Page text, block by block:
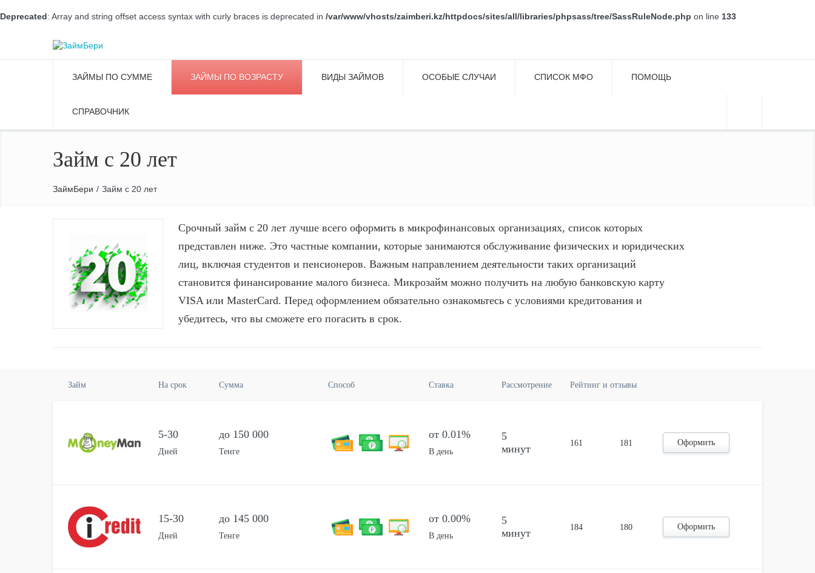
Deprecated: Array and string offset access syntax with curly braces is deprecated in /var/www/vhosts/zaimberi.kz/httpdocs/sites/all/libraries/phpsass/tree/SassRuleNode.php on line 133
ЗАЙМЫ ПО СУММЕ ЗАЙМЫ ПО ВОЗРАСТУ ВИДЫ ЗАЙМОВ ОСОБЫЕ СЛУЧАИ СПИСОК МФО ПОМОЩЬ
СПРАВОЧНИК
Займ с 20 лет
ЗаймБери / Займ с 20 лет
Срочный займ с 20 лет лучше всего оформить в микрофинансовых организациях, список которых
представлен ниже. Это частные компании, которые занимаются обслуживание физических и юридических
лиц, включая студентов и пенсионеров. Важным направлением деятельности таких организаций
становится финансирование малого бизнеса. Микрозайм можно получить на любую банковскую карту
VISA или MasterCard. Перед оформлением обязательно ознакомьтесь с условиями кредитования и
убедитесь, что вы сможете его погасить в срок.
Займ На срок Сумма Способ Ставка Рассмотрение Рейтинг и отзывы
5-30
Дней
до 150 000
Тенге
от 0.01%
В день
5
минут
161 181 Оформить
15-30
Дней
до 145 000
Тенге
от 0.00%
В день
5
минут
184 180 Оформить